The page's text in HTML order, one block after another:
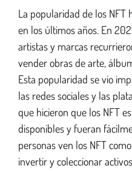
La popularidad de los NFT
en los últimos años. En
artistas y marcas
vender obras de arte,
Esta popularidad se vio
las redes sociales y las
que hicieron que los NFT
disponibles y fueran
personas ven los NFT
invertir y coleccionar